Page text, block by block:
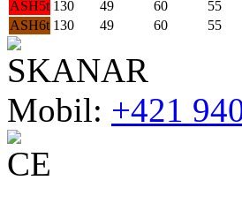
ASH5t 130 49 60 55
ASH6t 130 49 60 55
Mobil: +421